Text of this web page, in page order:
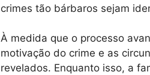
crimes tão bárbaros sejam
À medida que o processo
motivação do crime e as
revelados. Enquanto isso, a